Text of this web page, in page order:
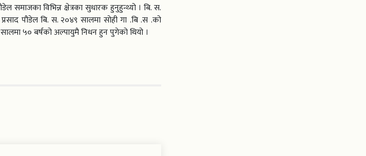
समाजका विभिन्न क्षेत्रका सुधारक हुनुहुन्थ्यो । बि. स.
पौडेल बि. स. २०४९ सालमा सोही गा .बि .स .को
५० बर्षको अल्पायुमै निधन हुन पुगेको थियो ।